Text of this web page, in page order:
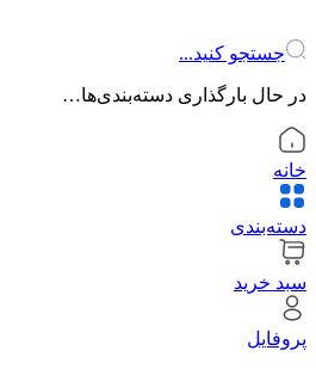
جستجو کنید...
در حال بارگذاری دسته‌بندی‌ها…
خانه
دسته‌بندی
سبد خرید
پروفایل